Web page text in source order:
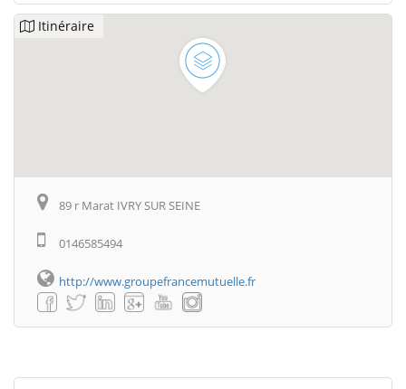
Itinéraire
89 r Marat IVRY SUR SEINE
0146585494
http://www.groupefrancemutuelle.fr